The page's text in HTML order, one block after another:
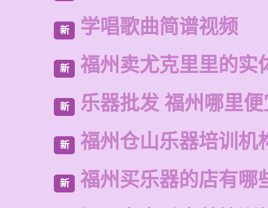
新 学唱歌曲简谱视频
新 福州卖尤克里里的实
新 乐器批发 福州哪里
新 福州仓山乐器培训机
新 福州买乐器的店有哪